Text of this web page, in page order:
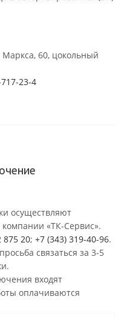
Маркса, 60, цокольный
23-4
осуществляют
«ТК-Сервис».
875 20; +7 (343) 319-40-96.
связаться за 3-5
входят
оплачиваются